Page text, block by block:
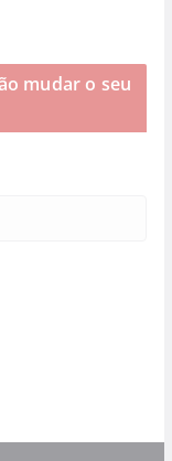
mudar o seu